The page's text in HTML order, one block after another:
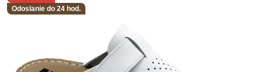
Odoslanie do 24 hod.